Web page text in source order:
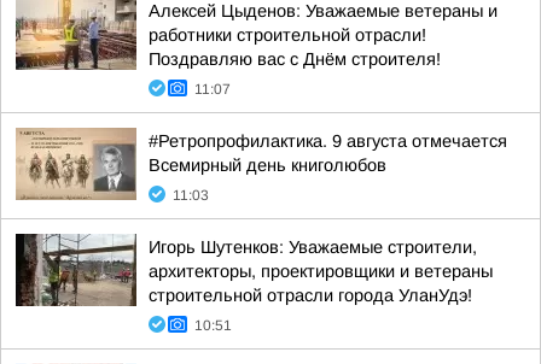
Алексей Цыденов: Уважаемые ветераны и
работники строительной отрасли!
Поздравляю вас с Днём строителя!
11:07
#Ретропрофилактика. 9 августа отмечается
Всемирный день книголюбов
11:03
Игорь Шутенков: Уважаемые строители,
архитекторы, проектировщики и ветераны
строительной отрасли города УланУдэ!
10:51